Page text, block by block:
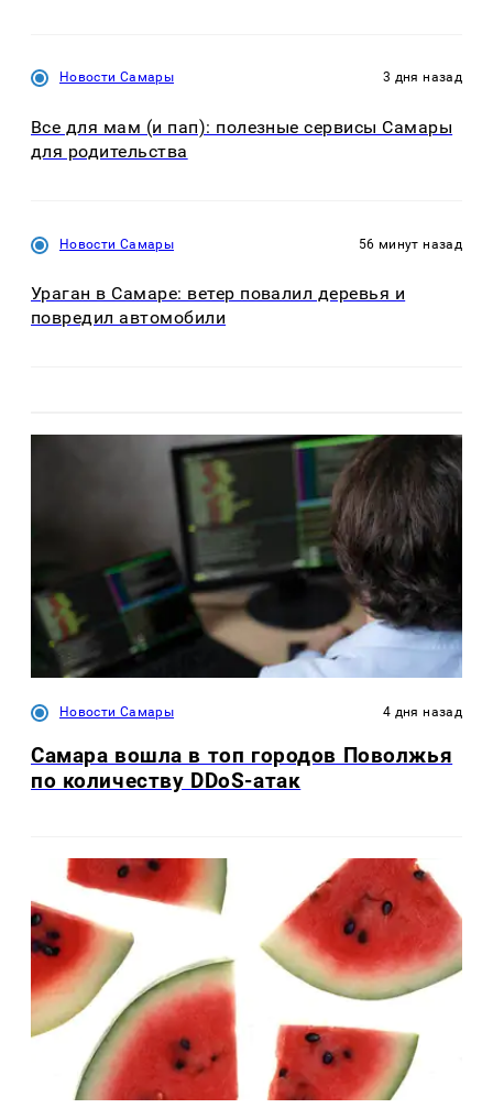
Новости Самары 3 дня назад
Все для мам (и пап): полезные сервисы Самары
для родительства
Новости Самары 56 минут назад
Ураган в Самаре: ветер повалил деревья и
повредил автомобили
Новости Самары 4 дня назад
Самара вошла в топ городов Поволжья
по количеству DDoS-атак